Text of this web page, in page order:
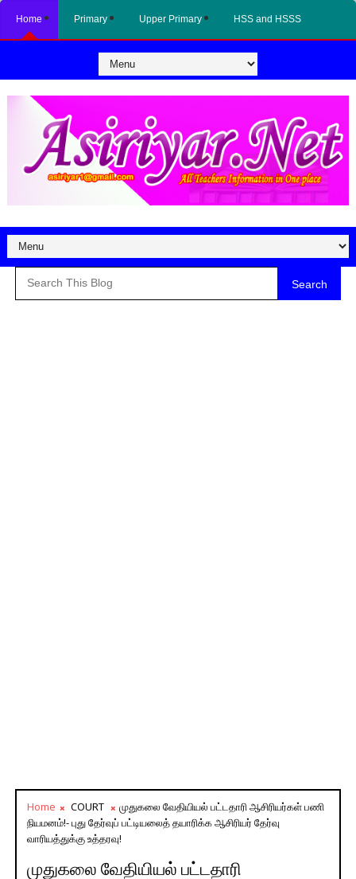
Home Primary Upper Primary HSS and HSSS
Search
Home COURT
முதுகலை வேதியியல் பட்டதாரி ஆசிரியர்கள் பணி
நியமனம்!- புது தேர்வுப் பட்டியலைத் தயாரிக்க ஆசிரியர் தேர்வு
வாரியத்துக்கு உத்தரவு!
முதுகலை வேதியியல் பட்டதாரி